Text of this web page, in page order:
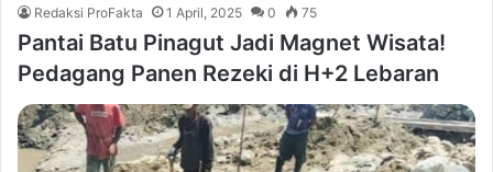
Redaksi ProFakta 1 April, 2025 0 75
Pantai Batu Pinagut Jadi Magnet Wisata!
Pedagang Panen Rezeki di H+2 Lebaran